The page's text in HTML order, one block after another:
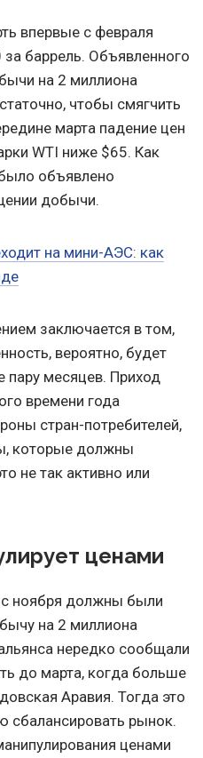
впервые с февраля
баррель. Объявленного
на 2 миллиона
чтобы смягчить
марта падение цен
WTI ниже $65. Как
объявлено
добычи.
на мини-АЭС: как
заключается в том,
вероятно, будет
пару месяцев. Приход
времени года
стран-потребителей,
которые должны
не так активно или
ценами
ноября должны были
на 2 миллиона
нередко сообщали
до марта, когда больше
Аравия. Тогда это
сбалансировать рынок.
ценами